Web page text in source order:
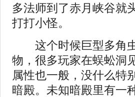
多法师到了赤月峡谷就
打打小怪。
这个时候巨型多角虫
物，很多玩家在蜈蚣洞
属性也一般，没什么特
暗殿。未知暗殿里有一